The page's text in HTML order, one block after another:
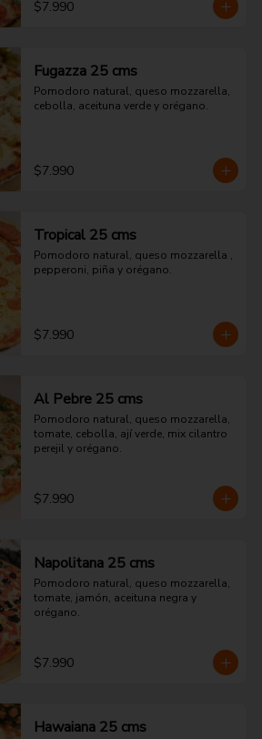
$7.990
Fugazza 25 cms
Pomodoro natural, queso mozzarella,
cebolla, aceituna verde y orégano.
$7.990
Tropical 25 cms
Pomodoro natural, queso mozzarella ,
pepperoni, piña y orégano.
$7.990
Al Pebre 25 cms
Pomodoro natural, queso mozzarella,
tomate, cebolla, ají verde, mix cilantro
perejil y orégano.
$7.990
Napolitana 25 cms
Pomodoro natural, queso mozzarella,
tomate, jamón, aceituna negra y
orégano.
$7.990
Hawaiana 25 cms